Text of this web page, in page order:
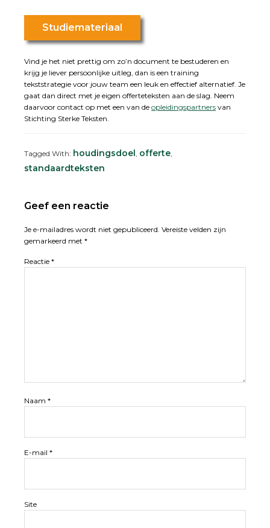
Studiemateriaal
Vind je het niet prettig om zo’n document te bestuderen en
krijg je liever persoonlijke uitleg, dan is een training
tekststrategie voor jouw team een leuk en effectief alternatief. Je
gaat dan direct met je eigen offerteteksten aan de slag. Neem
daarvoor contact op met een van de opleidingspartners van
Stichting Sterke Teksten.
Tagged With: houdingsdoel, offerte,
standaardteksten
Reader
Interactions
Geef een reactie
Je e-mailadres wordt niet gepubliceerd. Vereiste velden zijn
gemarkeerd met *
Reactie *
Naam *
E-mail *
Site